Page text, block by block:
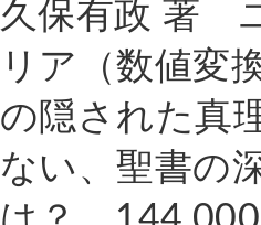
久保有政 著　
リア（数値変
の隠された真
ない、聖書の